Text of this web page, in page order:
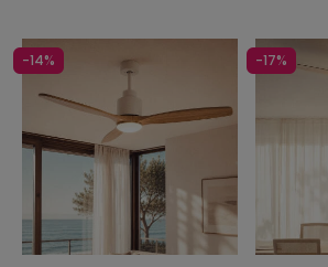
-14% -17%